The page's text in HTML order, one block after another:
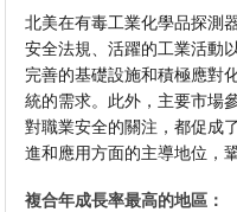
北美在有毒工業化學品探測
安全法規、活躍的工業活動
完善的基礎設施和積極應對
統的需求。此外，主要市場
對職業安全的關注，都促成
進和應用方面的主導地位，
複合年成長率最高的地區：